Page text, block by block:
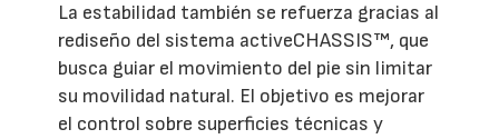
La estabilidad también se refuerza gracias al
rediseño del sistema activeCHASSIS™, que
busca guiar el movimiento del pie sin limitar
su movilidad natural. El objetivo es mejorar
el control sobre superficies técnicas y